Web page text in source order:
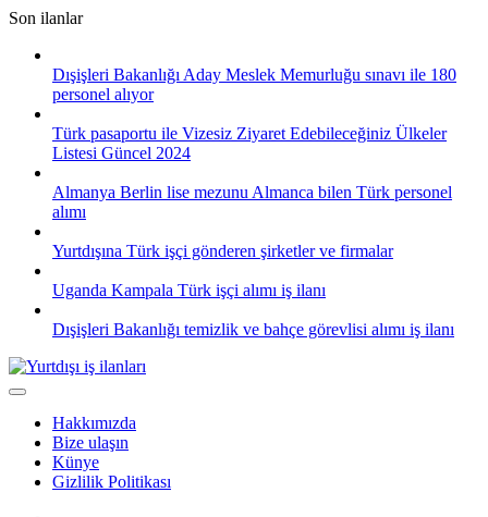
Skip
content
Son ilanlar
Dışişleri Bakanlığı Aday Meslek Memurluğu sınavı ile 180
personel alıyor
Türk pasaportu ile Vizesiz Ziyaret Edebileceğiniz Ülkeler
Listesi Güncel 2024
Almanya Berlin lise mezunu Almanca bilen Türk personel
alımı
Yurtdışına Türk işçi gönderen şirketler ve firmalar
Uganda Kampala Türk işçi alımı iş ilanı
Dışişleri Bakanlığı temizlik ve bahçe görevlisi alımı iş ilanı
Hakkımızda
Bize ulaşın
Künye
Gizlilik Politikası